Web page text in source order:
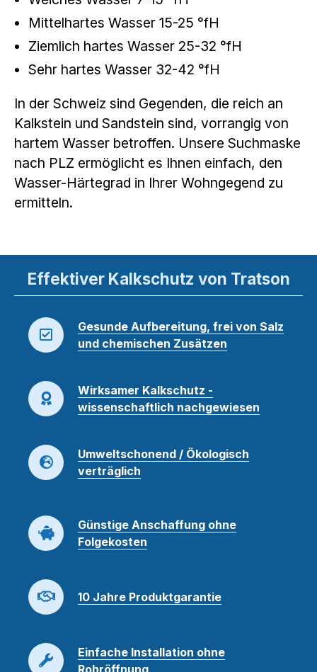
Mittelhartes Wasser 15-25 °fH
Ziemlich hartes Wasser 25-32 °fH
Sehr hartes Wasser 32-42 °fH
In der Schweiz sind Gegenden, die reich an
Kalkstein und Sandstein sind, vorrangig von
hartem Wasser betroffen. Unsere Suchmaske
nach PLZ ermöglicht es Ihnen einfach, den
Wasser-Härtegrad in Ihrer Wohngegend zu
ermitteln.
Effektiver Kalkschutz von Tratson
Gesunde Aufbereitung, frei von Salz
und chemischen Zusätzen
Wirksamer Kalkschutz -
wissenschaftlich nachgewiesen
Umweltschonend / Ökologisch
verträglich
Günstige Anschaffung ohne
Folgekosten
10 Jahre Produktgarantie
Einfache Installation ohne
Rohröffnung